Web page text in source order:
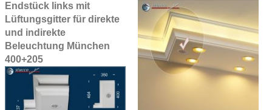
Endstück links mit
Lüftungsgitter für direkte
und indirekte
Beleuchtung München
400+205